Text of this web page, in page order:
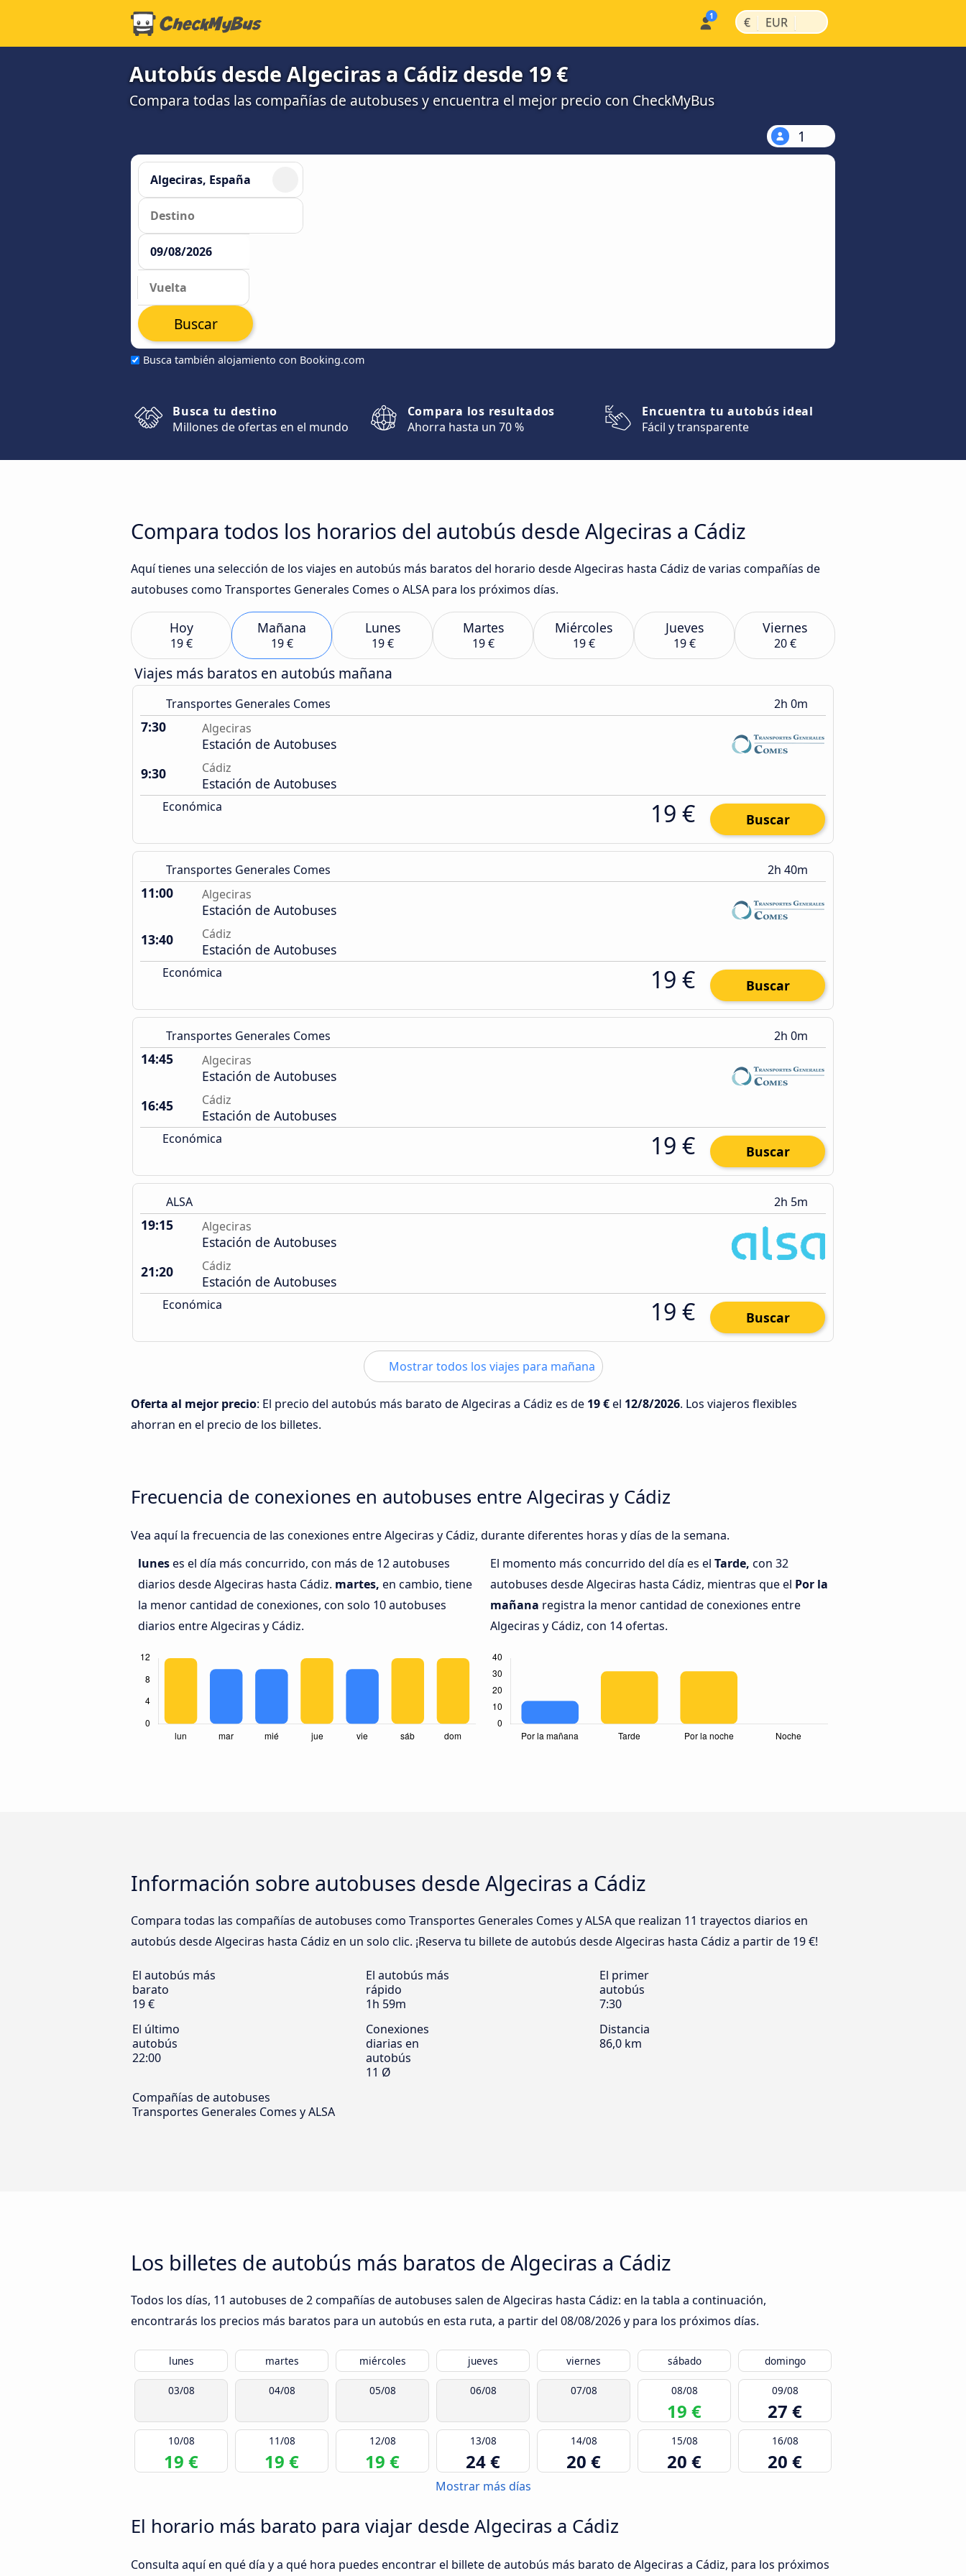
€ | EUR |
Autobús desde Algeciras a Cádiz desde 19 €
Compara todas las compañías de autobuses y encuentra el mejor precio con CheckMyBus
1
Busca también alojamiento con Booking.com
Buscar
Busca tu destino
Millones de ofertas en el mundo
Compara los resultados
Ahorra hasta un 70 %
Encuentra tu autobús ideal
Fácil y transparente
Compara todos los horarios del autobús desde Algeciras a Cádiz
Aquí tienes una selección de los viajes en autobús más baratos del horario desde Algeciras hasta Cádiz de varias compañías de
autobuses como Transportes Generales Comes o ALSA para los próximos días.
Hoy
19 €
Mañana
19 €
Lunes
19 €
Martes
19 €
Miércoles
19 €
Jueves
19 €
Viernes
20 €
Viajes más baratos en autobús mañana
Transportes Generales Comes 2h 0m
7:30 Algeciras
Estación de Autobuses
9:30
Cádiz
Estación de Autobuses
Económica 19 € Buscar
Transportes Generales Comes 2h 40m
11:00 Algeciras
Estación de Autobuses
13:40
Cádiz
Estación de Autobuses
Económica 19 € Buscar
Transportes Generales Comes 2h 0m
14:45 Algeciras
Estación de Autobuses
16:45
Cádiz
Estación de Autobuses
Económica 19 € Buscar
ALSA 2h 5m
19:15 Algeciras
Estación de Autobuses
21:20
Cádiz
Estación de Autobuses
Económica 19 € Buscar
Mostrar todos los viajes para mañana
Oferta al mejor precio: El precio del autobús más barato de Algeciras a Cádiz es de 19 €el 12/8/2026. Los viajeros flexibles
ahorran en el precio de los billetes.
Frecuencia de conexiones en autobuses entre Algeciras y Cádiz
Vea aquí la frecuencia de las conexiones entre Algeciras y Cádiz, durante diferentes horas y días de la semana.
luneses el día más concurrido, con más de 12 autobuses
diarios desde Algeciras hasta Cádiz. martes, en cambio, tiene
la menor cantidad de conexiones, con solo 10 autobuses
diarios entre Algeciras y Cádiz.
El momento más concurrido del día es el Tarde, con 32
autobuses desde Algeciras hasta Cádiz, mientras que el Por la
mañana registra la menor cantidad de conexiones entre
Algeciras y Cádiz, con 14 ofertas.
Información sobre autobuses desde Algeciras a Cádiz
Compara todas las compañías de autobuses como Transportes Generales Comes y ALSA que realizan 11 trayectos diarios en
autobús desde Algeciras hasta Cádiz en un solo clic. ¡Reserva tu billete de autobús desde Algeciras hasta Cádiz a partir de 19 €!
El autobús más
barato
19 €
El autobús más
rápido
1h 59m
El primer
autobús
7:30
El último
autobús
22:00
Conexiones
diarias en
autobús
11 Ø
Distancia
86,0 km
Compañías de autobuses
Transportes Generales Comes y ALSA
Los billetes de autobús más baratos de Algeciras a Cádiz
Todos los días, 11 autobuses de 2 compañías de autobuses salen de Algeciras hasta Cádiz: en la tabla a continuación,
encontrarás los precios más baratos para un autobús en esta ruta, a partir del 08/08/2026y para los próximos días.
lunes martes miércoles jueves viernes sábado domingo
03/08 04/08 05/08 06/08 07/08 08/08
19 €
09/08
27 €
10/08
19 €
11/08
19 €
12/08
19 €
13/08
24 €
14/08
20 €
15/08
20 €
16/08
20 €
Mostrar más días
El horario más barato para viajar desde Algeciras a Cádiz
Consulta aquí en qué día y a qué hora puedes encontrar el billete de autobús más barato de Algeciras a Cádiz, para los próximos